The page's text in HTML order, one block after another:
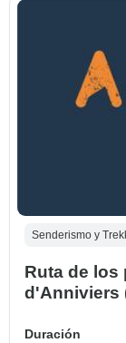
Senderismo y
Ruta de los
d'Anniviers
Duración